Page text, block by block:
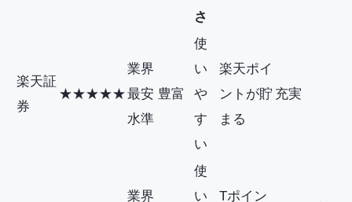
さ
楽天証
券
★★★★★
業界
最安
水準
豊富
使
い
や
す
い
楽天ポイ
ントが貯
まる
充実
業界
使
い
Tポイン